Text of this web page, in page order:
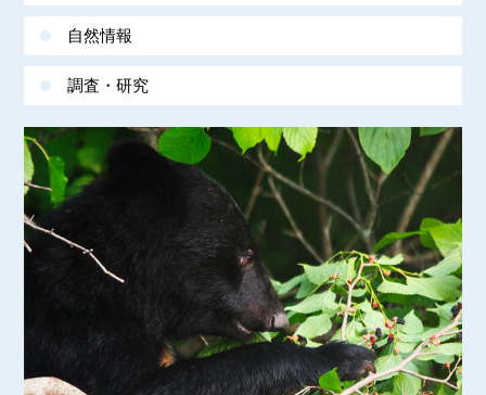
自然情報
調査・研究